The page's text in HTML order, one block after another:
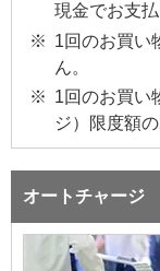
現金でお支払
1回のお買い
ん。
1回のお買い
ジ）限度額
オートチャージ